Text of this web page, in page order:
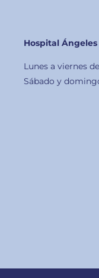
Hospital
Lunes a viernes
Sábado y